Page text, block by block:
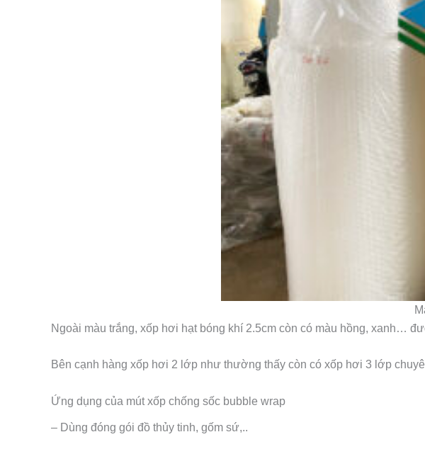
Ngoài màu trắng, xốp hơi hạt bóng khí 2.5cm còn có màu hồng, xanh…
Bên cạnh hàng xốp hơi 2 lớp như thường thấy còn có xốp hơi 3 lớp
Ứng dụng của mút xốp chống sốc bubble wrap
– Dùng đóng gói đồ thủy tinh, gốm sứ,..